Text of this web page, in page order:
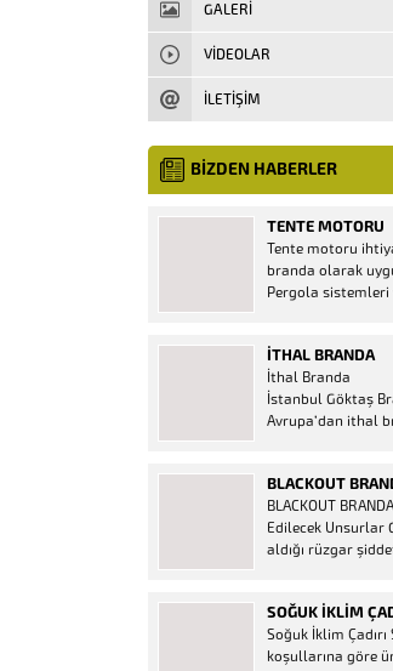
GALERİ
VIDEOLAR
İLETİŞİM
BİZDEN HABERLER
TENTE MOTORU
Tente motoru
branda olarak
Pergola
mevcuttur.
firmamızda
İTHAL BRANDA
İthal Branda
İstanbul Göktaş
Avrupa’dan ithal
Ürün Al dükkanı
bol taksitle Göktaş
Adresinde,
Brandacı
BLACKOUT
BLACKOUT
Edilecek Unsurlar
aldığı rüzgar
düşünmeniz
biridir. Türkiye’nin
Göktaş Branda,
SOĞUK İKLIM
Soğuk İklim
koşullarına göre